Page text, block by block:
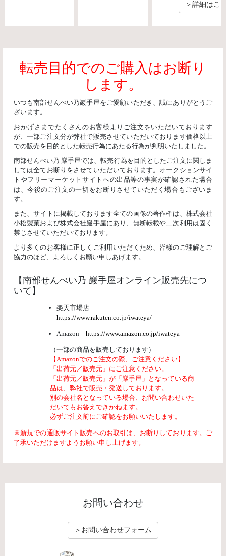
＞詳細はこ
転売目的でのご購入はお断り
します。
いつも南部せんべい乃巖手屋をご愛顧いただき、誠にありがとうご
ざいます。
おかげさまでたくさんのお客様よりご注文をいただいております
が、一部ご注文分が弊社で販売させていただいております価格以上
での販売を目的とした転売行為にあたる行為が判明いたしました。
南部せんべい乃 巖手屋では、転売行為を目的としたご注文に関しま
しては全てお断りをさせていただいております。オークションサイ
トやフリーマーケットサイトへの出品等の事実が確認された場合
は、今後のご注文の一切をお断りさせていただく場合もございま
す。
また、サイトに掲載しております全ての画像の著作権は、株式会社
小松製菓および株式会社巖手屋にあり、無断転載や二次利用は固く
禁じさせていただいております。
より多くのお客様に正しくご利用いただくため、皆様のご理解とご
協力のほど、よろしくお願い申しあげます。
【南部せんべい乃 巖手屋オンライン販売先につ
いて】
楽天市場店
https://www.rakuten.co.jp/iwateya/
Amazonhttps://www.amazon.co.jp/iwateya
（一部の商品を販売しております）
【Amazonでのご注文の際、ご注意ください】
「出荷元／販売元」にご注意ください。
「出荷元／販売元」が「巖手屋」となっている商
品は、弊社で販売・発送しております。
別の会社名となっている場合、お問い合わせいた
だいてもお答えできかねます。
必ずご注文前にご確認をお願いいたします。
※新規での通販サイト販売へのお取引は、お断りしております。ご
了承いただけますようお願い申し上げます。
お問い合わせ
＞お問い合わせフォーム